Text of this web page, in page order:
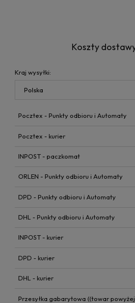
Koszty
Kraj wysyłki:
Pocztex - Punkty odbioru i Automaty
Pocztex - kurier
INPOST - paczkomat
ORLEN - Punkty odbioru i Automaty
DPD - Punkty odbioru i Automaty
DHL - Punkty odbioru i Automaty
INPOST - kurier
DPD - kurier
DHL - kurier
Przesyłka gabarytowa ((towar